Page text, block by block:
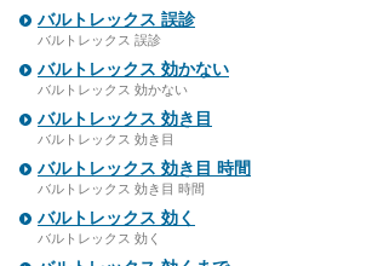
バルトレックス 誤診
バルトレックス 誤診
バルトレックス 効かない
バルトレックス 効かない
バルトレックス 効き目
バルトレックス 効き目
バルトレックス 効き目 時間
バルトレックス 効き目 時間
バルトレックス 効く
バルトレックス 効く